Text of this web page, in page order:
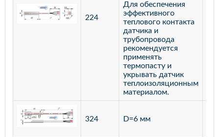
224
Для обеспечения
эффективного
теплового контакта
датчика и
трубопровода
рекомендуется
применять
термопасту и
укрывать датчик
теплоизоляционным
материалом.
324 D=6 мм